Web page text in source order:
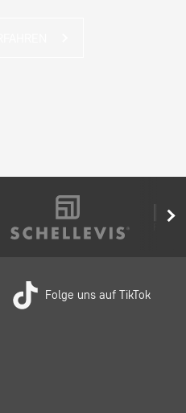
Folge uns auf TikTok